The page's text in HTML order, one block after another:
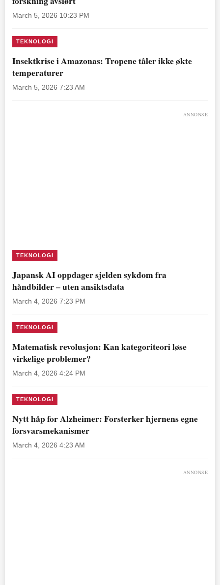
March 5, 2026 10:23 PM
TEKNOLOGI
Insektkrise i Amazonas: Tropene tåler ikke økte
temperaturer
March 5, 2026 7:23 AM
ANNONSE
TEKNOLOGI
Japansk AI oppdager sjelden sykdom fra
håndbilder – uten ansiktsdata
March 4, 2026 7:23 PM
TEKNOLOGI
Matematisk revolusjon: Kan kategoriteori løse
virkelige problemer?
March 4, 2026 4:24 PM
TEKNOLOGI
Nytt håp for Alzheimer: Forsterker hjernens egne
forsvarsmekanismer
March 4, 2026 4:23 AM
ANNONSE